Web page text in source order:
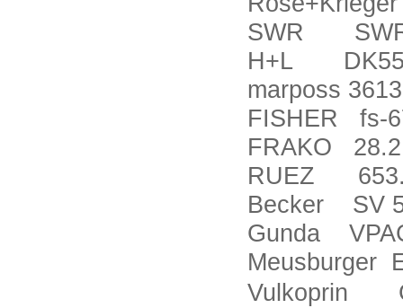
SWR SWR
H+L
marposs
FISHER fs-
FRAKO 28.2
RUEZ
Becker SV
Gunda
Meusburger
Vulkoprin